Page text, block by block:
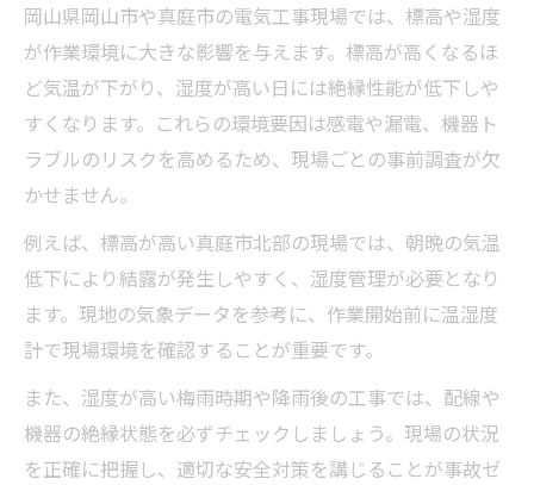
岡山県岡山市や真庭市の電気工事現場では、標高や湿度
が作業環境に大きな影響を与えます。標高が高くなるほ
ど気温が下がり、湿度が高い日には絶縁性能が低下しや
すくなります。これらの環境要因は感電や漏電、機器ト
ラブルのリスクを高めるため、現場ごとの事前調査が欠
かせません。
例えば、標高が高い真庭市北部の現場では、朝晩の気温
低下により結露が発生しやすく、湿度管理が必要となり
ます。現地の気象データを参考に、作業開始前に温湿度
計で現場環境を確認することが重要です。
また、湿度が高い梅雨時期や降雨後の工事では、配線や
機器の絶縁状態を必ずチェックしましょう。現場の状況
を正確に把握し、適切な安全対策を講じることが事故ゼ